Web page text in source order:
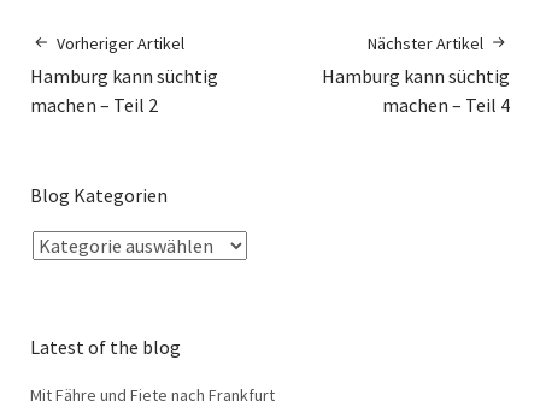
Vorheriger Artikel
Hamburg kann süchtig
machen – Teil 2
Nächster Artikel
Hamburg kann süchtig
machen – Teil 4
Blog Kategorien
Latest of the blog
Mit Fähre und Fiete nach Frankfurt